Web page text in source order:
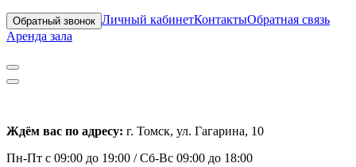
Обратный звонок Личный кабинетКонтактыОбратная связь
Аренда зала
Ждём вас по адресу: г. Томск, ул. Гагарина, 10
Пн-Пт с 09:00 до 19:00 /Сб-Вс 09:00 до 18:00